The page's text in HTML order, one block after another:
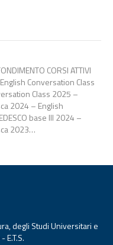
CORSI ATTIVI
Conversation Class
Class 2025 –
2024 – English
base III 2024 –
2023…
degli Studi Universitari e
E.T.S.